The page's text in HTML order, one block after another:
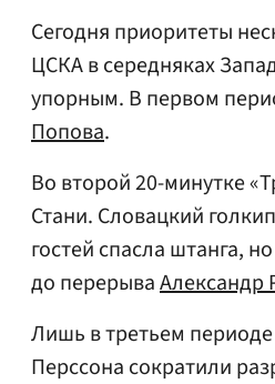
Сегодня приоритеты
ЦСКА в середняках
упорным. В первом
Попова.
Во второй 20-минутке
Стани. Словацкий
гостей спасла штанга,
до перерываАлександр
Лишь в третьем
Перссона сократили